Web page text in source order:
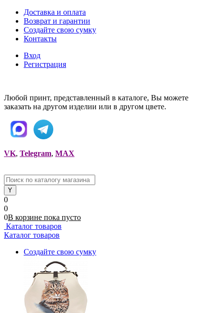
Доставка и оплата
Возврат и гарантии
Создайте свою сумку
Контакты
Вход
Регистрация
Любой принт, представленный в каталоге, Вы можете
заказать на другом изделии или в другом цвете.
VK, Telegram, MAX
0
0
0В корзине пока пусто
Каталог товаров
Каталог товаров
Создайте свою сумку